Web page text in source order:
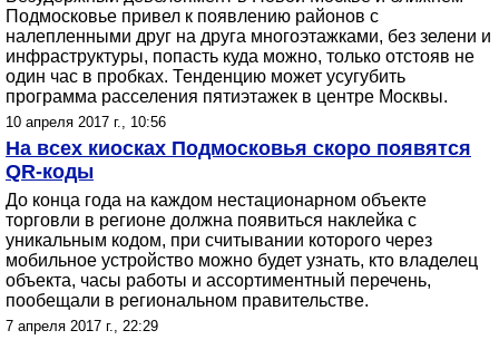
Подмосковье привел к появлению районов с
налепленными друг на друга многоэтажками, без зелени и
инфраструктуры, попасть куда можно, только отстояв не
один час в пробках. Тенденцию может усугубить
программа расселения пятиэтажек в центре Москвы.
10 апреля 2017 г., 10:56
На всех киосках Подмосковья скоро появятся
QR-коды
До конца года на каждом нестационарном объекте
торговли в регионе должна появиться наклейка с
уникальным кодом, при считывании которого через
мобильное устройство можно будет узнать, кто владелец
объекта, часы работы и ассортиментный перечень,
пообещали в региональном правительстве.
7 апреля 2017 г., 22:29